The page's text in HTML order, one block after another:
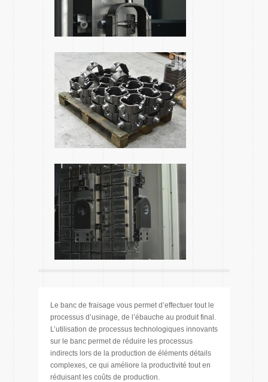
Le banc de fraisage vous permet d’effectuer tout le
processus d’usinage, de l’ébauche au produit final.
L’utilisation de processus technologiques innovants
sur le banc permet de réduire les processus
indirects lors de la production de éléments détails
complexes, ce qui améliore la productivité tout en
réduisant les coûts de production.